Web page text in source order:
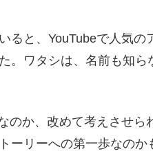
ると、YouTubeで人気
。ワタシは、名前も知
のか、改めて考えさせ
ーリーへの第一歩なのか